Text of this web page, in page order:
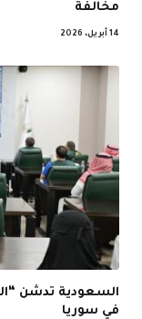
مخالفة
14 أبريل، 2026
السعودية تدشن
في سوريا